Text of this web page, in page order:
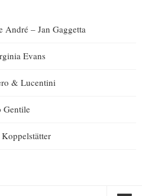
André – Jan Gaggetta
Evans
& Lucentini
Gentile